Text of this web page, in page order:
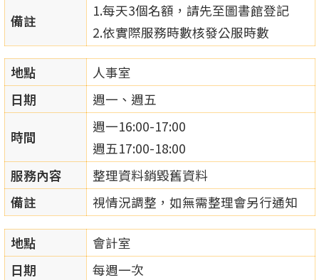
備註
1.每天3個名額，請先至圖書館登記
2.依實際服務時數核發公服時數
地點
人事室
日期
週一、週五
時間
週一16:00-17:00
週五17:00-18:00
服務內容
整理資料銷毀舊資料
備註
視情況調整，如無需整理會另行通知
地點
會計室
日期
每週一次